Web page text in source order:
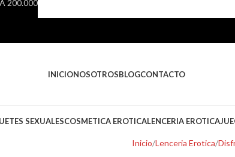
INICIONOSOTROSBLOGCONTACTO
SEXUALESCOSMETICA EROTICALENCERIA EROTICA
Inicio Lenceria Erotica
200.000